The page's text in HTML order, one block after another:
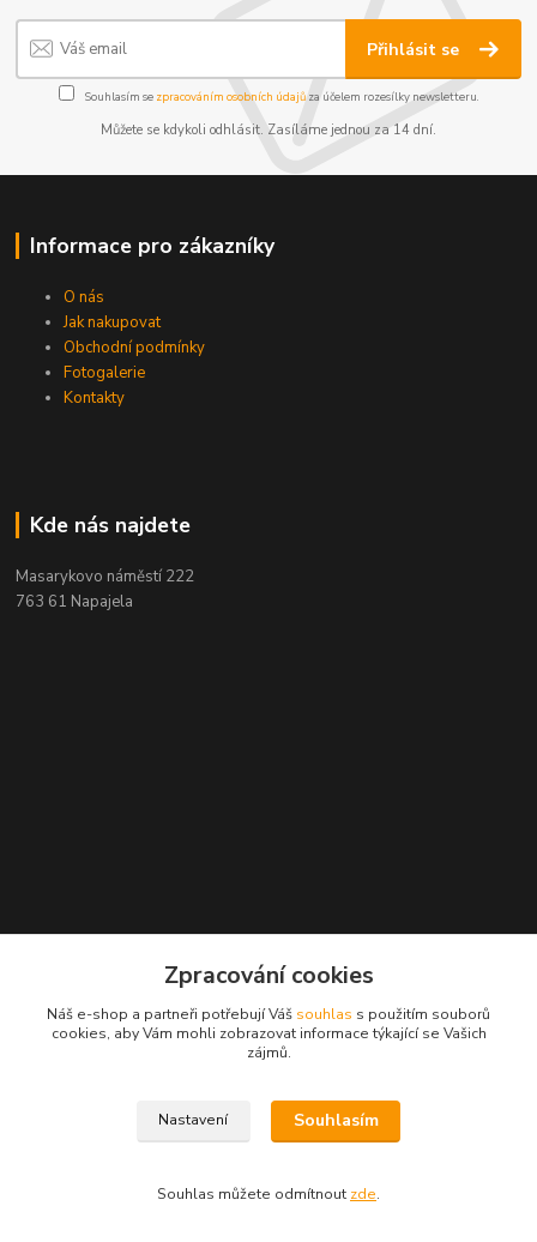
Přihlásit se
Souhlasím se zpracováním osobních údajůza účelem rozesílky newsletteru.
Můžete se kdykoli odhlásit. Zasíláme jednou za 14 dní.
Informace pro zákazníky
O nás
Jak nakupovat
Obchodní podmínky
Fotogalerie
Kontakty
Kde nás najdete
Masarykovo náměstí 222
763 61 Napajela
Zákaznická podpora Obaly-Podlahy.CZ
+420 725 426 388
info@obaly-podlahy.cz
Zpracování cookies
Náš e-shop a partneři potřebují Váš souhlas s použitím souborů
cookies, aby Vám mohli zobrazovat informace týkající se Vašich
zájmů.
Nastavení Souhlasím
Souhlas můžete odmítnout zde.